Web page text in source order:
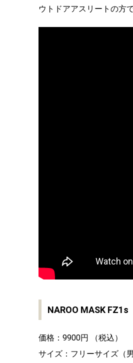
ウトドアアスリートの方
NAROO MASK FZ1s
価格：9900円 （税込）
サイズ：フリーサイズ（